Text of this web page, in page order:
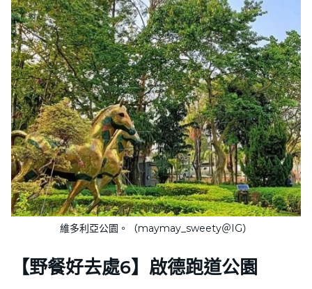
維多利亞公園。（maymay_sweety＠IG）
【野餐好去處6】啟德跑道公園